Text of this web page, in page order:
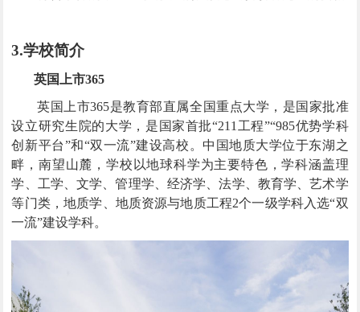
3.学校简介
英国上市365
英国上市365是教育部直属全国重点大学，是国家批准
设立研究生院的大学，是国家首批“211工程”“985优势学科
创新平台”和“双一流”建设高校。中国地质大学位于东湖之
畔，南望山麓，学校以地球科学为主要特色，学科涵盖理
学、工学、文学、管理学、经济学、法学、教育学、艺术学
等门类，地质学、地质资源与地质工程2个一级学科入选“双
一流”建设学科。